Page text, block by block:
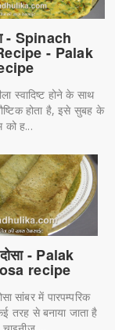
- Spinach
- Palak
स्वादिष्ट होने के साथ
होता है, इसे सुबह के
को ह...
- Palak
recipe
सांबर में पारपम्परिक
से बनाया जाता है